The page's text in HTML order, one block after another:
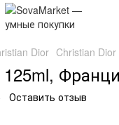
Dior Christian
125ml,
Оставить отзыв